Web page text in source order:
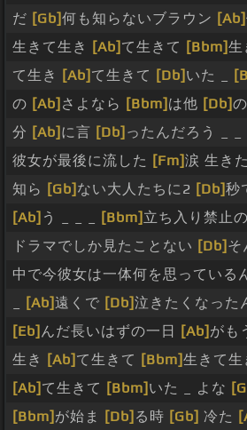
だ [Gb]何も知らないブラウン [Ab]
生きて生き
[Ab] て生きて [Bbm]生
て生き
[Ab] て生きて [Db] いた _
の [Ab] さよなら [Bbm] は他 [Db]
分 [Ab] に言 [Db] ったんだろう _ _
彼女が最後に流した [Fm]涙 生き
知ら [Gb] ない大人たちに2 [Db]秒
[Ab] う _ _ _ [Bbm] 立ち入り禁止
ドラマでしか見たことない [Db] そ
中で今彼女は一体何を思っている
[Ab]遠くで [Db]泣きたくなった
[Eb] んだ長いはずの一日 [Ab] がも
生き
[Ab] て生きて [Bbm]生きて生
[Ab] て生きて [Bbm] いた _ よな
[Bbm] が始ま [Db] る時 [Gb] 冷た